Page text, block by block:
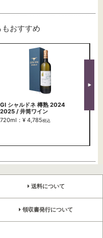
おすすめ
GI シャルドネ 樽熟 2024
2025 / 井筒ワイン
720ml：¥ 4,785税込
送料について
領収書発行について